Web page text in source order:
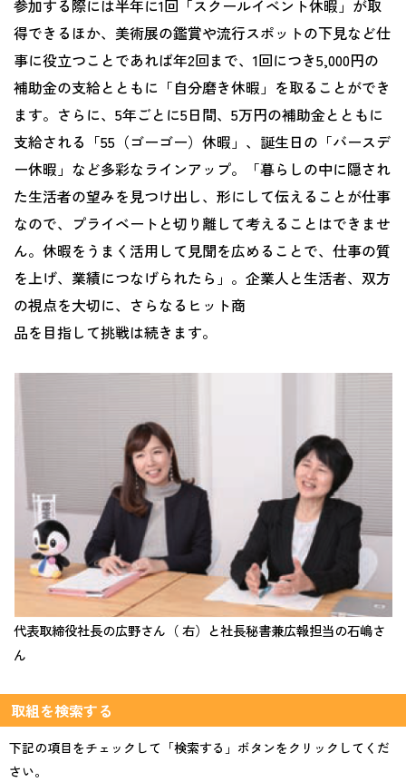
参加する際には半年に1回「スクールイベント休暇」が取
得できるほか、美術展の鑑賞や流行スポットの下見など仕
事に役立つことであれば年2回まで、1回につき5,000円の
補助金の支給とともに「自分磨き休暇」を取ることができ
ます。さらに、5年ごとに5日間、5万円の補助金とともに
支給される「55（ゴーゴー）休暇」、誕生日の「バースデ
ー休暇」など多彩なラインアップ。「暮らしの中に隠され
た生活者の望みを見つけ出し、形にして伝えることが仕事
なので、プライベートと切り離して考えることはできませ
ん。休暇をうまく活用して見聞を広めることで、仕事の質
を上げ、業績につなげられたら」。企業人と生活者、双方
の視点を大切に、さらなるヒット商
品を目指して挑戦は続きます。
代表取締役社長の広野さん（ 右）と社長秘書兼広報担当の石嶋さ
ん
取組を検索する
下記の項目をチェックして「検索する」ボタンをクリックしてくだ
さい。